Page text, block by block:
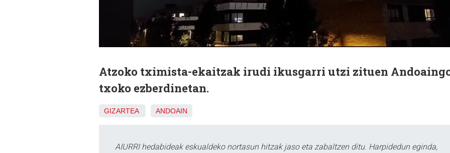
Atzoko tximista-ekaitzak irudi ikusgarri utzi zituen
txoko ezberdinetan.
GIZARTEA ANDOAIN
AIURRI hedabideak eskualdeko nortasun hitzak jaso eta zabaltzen ditu. Harpidedun eginda,